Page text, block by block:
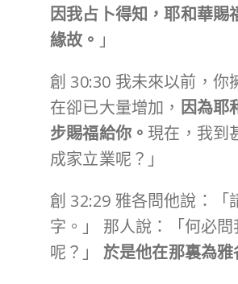
因我占卜得知，耶和華賜
緣故。 」
創 30:30 我未來以前，你
在卻已大量增加， 因為耶
步賜福給你。現在，我到
成家立業呢？」
創 32:29 雅各問他說：「
字。」 那人說：「何必
呢？」 於是他在那裏為雅